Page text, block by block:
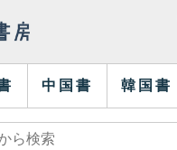
中国書 韓国書